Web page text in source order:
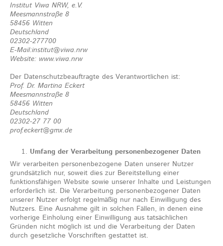
Institut Viwa NRW, e.V.
Meesmannstraße 8
58456 Witten
Deutschland
02302-277700
E-Mail:institut@viwa.nrw
Website: www.viwa.nrw
Der Datenschutzbeauftragte des Verantwortlichen ist:
Prof. Dr. Martina Eckert
Meesmannstraße 8
58456 Witten
Deutschland
02302-27 77 00
prof.eckert@gmx.de
Umfang der Verarbeitung personenbezogener Daten
Wir verarbeiten personenbezogene Daten unserer Nutzer
grundsätzlich nur, soweit dies zur Bereitstellung einer
funktionsfähigen Website sowie unserer Inhalte und Leistungen
erforderlich ist. Die Verarbeitung personenbezogener Daten
unserer Nutzer erfolgt regelmäßig nur nach Einwilligung des
Nutzers. Eine Ausnahme gilt in solchen Fällen, in denen eine
vorherige Einholung einer Einwilligung aus tatsächlichen
Gründen nicht möglich ist und die Verarbeitung der Daten
durch gesetzliche Vorschriften gestattet ist.